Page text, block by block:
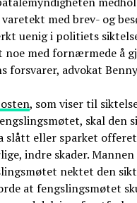
med brev- og
uenig i politiets
noe med fornærmede å
forsvarer, advokat
, som viser til
skal den
slått eller sparket
indre skader. Mannen
nektet den
at fengslingsmøtet